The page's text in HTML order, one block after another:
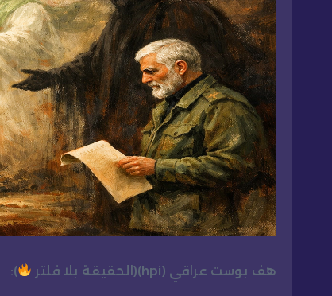
هف بوست عراقي (hpi)(الحقيقة بلا فلتر ):